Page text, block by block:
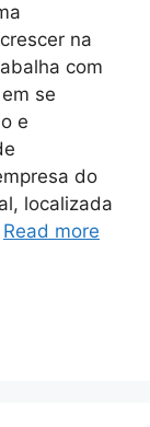
na
com
se
e
do
localizada
Read more